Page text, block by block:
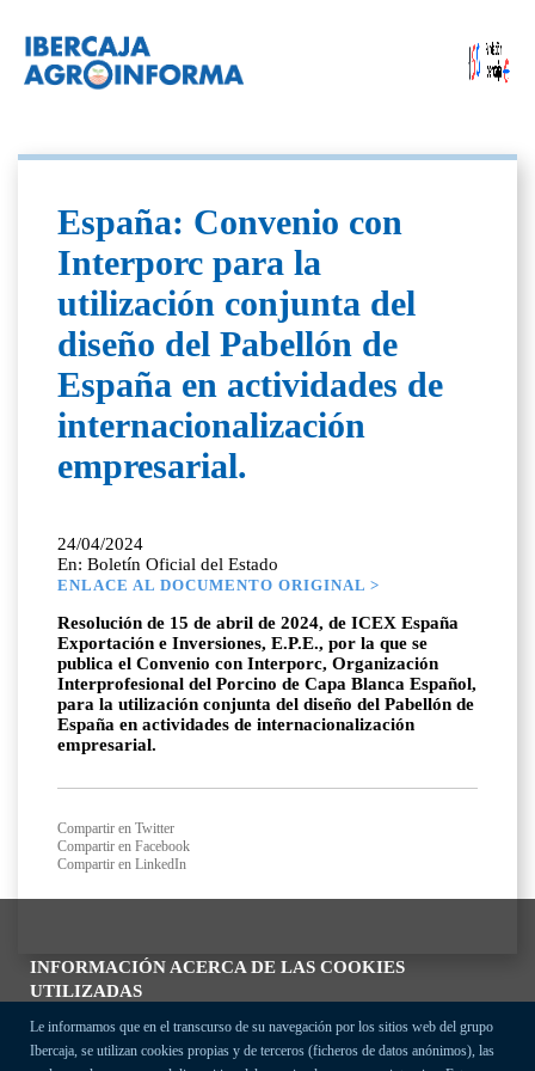
INFORMACIÓN ACERCA DE LAS COOKIES
UTILIZADAS
Le informamos que en el transcurso de su navegación por los sitios web del grupo
Ibercaja, se utilizan cookies propias y de terceros (ficheros de datos anónimos), las
España: Convenio con
Interporc para la
utilización conjunta del
diseño del Pabellón de
España en actividades de
internacionalización
empresarial.
24/04/2024
En: Boletín Oficial del Estado
ENLACE AL DOCUMENTO ORIGINAL >
Resolución de 15 de abril de 2024, de ICEX España
Exportación e Inversiones, E.P.E., por la que se
publica el Convenio con Interporc, Organización
Interprofesional del Porcino de Capa Blanca Español,
para la utilización conjunta del diseño del Pabellón de
España en actividades de internacionalización
empresarial.
Compartir en Twitter
Compartir en Facebook
Compartir en LinkedIn